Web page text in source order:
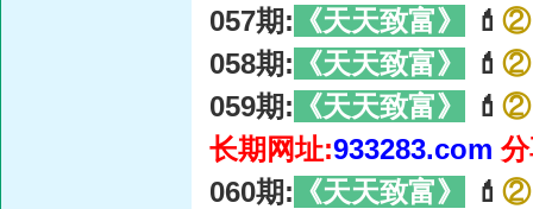
057期: 《天天致富》 💄 ②
058期: 《天天致富》 💄 ②
059期: 《天天致富》 💄 ②
长期网址:933283.com
060期: 《天天致富》 💄 ②